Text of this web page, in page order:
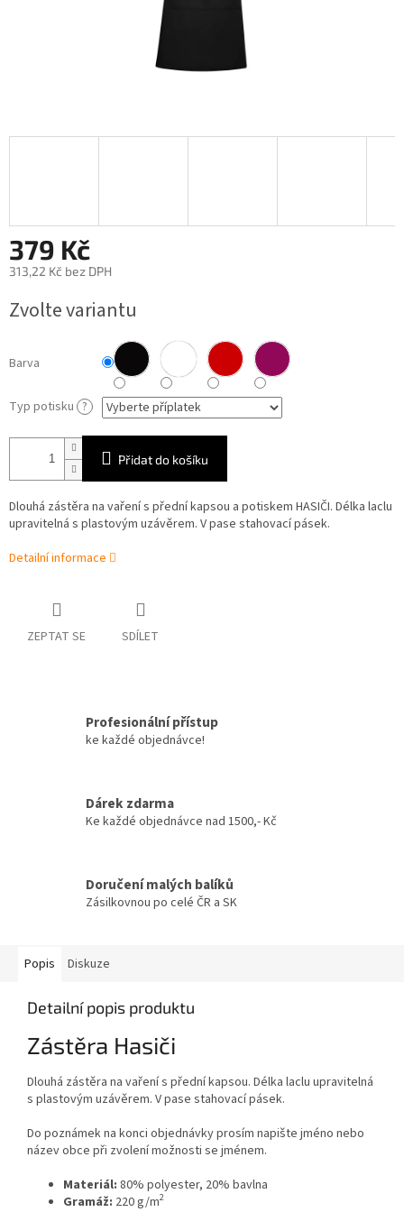
379 Kč
313,22 Kč bez DPH
cena:
Zvolte variantu
Barva
Typ potisku ?
Přidat do košíku
Dlouhá zástěra na vaření s přední kapsou a potiskem HASIČI. Délka laclu
upravitelná s plastovým uzávěrem. V pase stahovací pásek.
Detailní informace
ZEPTAT SE SDÍLET
Profesionální přístup
ke každé objednávce!
Dárek zdarma
Ke každé objednávce nad 1500,- Kč
Doručení malých balíků
Zásilkovnou po celé ČR a SK
Popis Diskuze
Detailní popis produktu
Zástěra Hasiči
Dlouhá zástěra na vaření s přední kapsou. Délka laclu upravitelná
s plastovým uzávěrem. V pase stahovací pásek.
Do poznámek na konci objednávky prosím napište jméno nebo
název obce při zvolení možnosti se jménem.
Materiál: 80% polyester, 20% bavlna
Gramáž: 220 g/m2